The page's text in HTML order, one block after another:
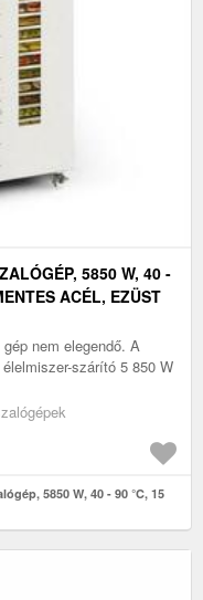
5850 W, 40 -
ACÉL, EZÜST
nem elegendő. A
szárító 5 850 W
5850 W, 40 - 90 °C, 15